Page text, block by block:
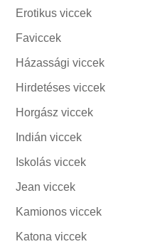
Erotikus viccek
Faviccek
Házassági viccek
Hirdetéses viccek
Horgász viccek
Indián viccek
Iskolás viccek
Jean viccek
Kamionos viccek
Katona viccek